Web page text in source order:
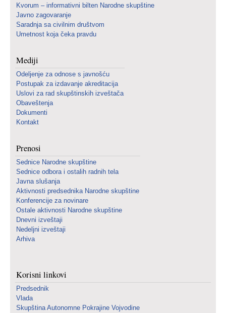
Kvorum – informativni bilten Narodne skupštine
Javno zagovaranje
Saradnja sa civilnim društvom
Umetnost koja čeka pravdu
Mediji
Odeljenje za odnose s javnošću
Postupak za izdavanje akreditacija
Uslovi za rad skupštinskih izveštača
Obaveštenja
Dokumenti
Kontakt
Prenosi
Sednice Narodne skupštine
Sednice odbora i ostalih radnih tela
Javna slušanja
Aktivnosti predsednika Narodne skupštine
Konferencije za novinare
Ostale aktivnosti Narodne skupštine
Dnevni izveštaji
Nedeljni izveštaji
Arhiva
Korisni linkovi
Predsednik
Vlada
Skupština Autonomne Pokrajine Vojvodine